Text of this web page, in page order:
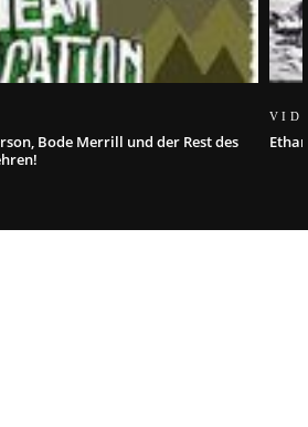
Bode Merrill und der Rest des